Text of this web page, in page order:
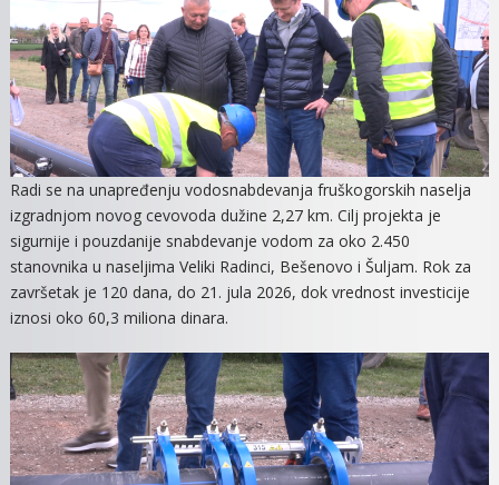
Radi se na unapređenju vodosnabdevanja fruškogorskih naselja
izgradnjom novog cevovoda dužine 2,27 km. Cilj projekta je
sigurnije i pouzdanije snabdevanje vodom za oko 2.450
stanovnika u naseljima Veliki Radinci, Bešenovo i Šuljam. Rok za
završetak je 120 dana, do 21. jula 2026, dok vrednost investicije
iznosi oko 60,3 miliona dinara.